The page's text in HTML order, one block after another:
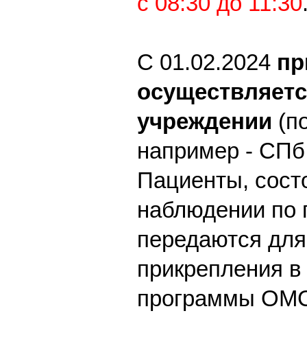
С 01.02.2024
учреждении
например -
Пациенты,
наблюдении по
передаются
прикрепления
программы